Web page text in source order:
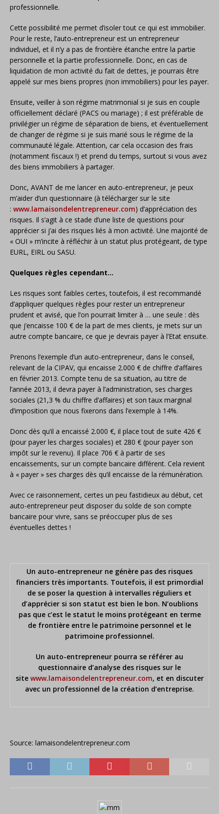
professionnelle.
Cette possibilité me permet d’isoler tout ce qui est immobilier.
Pour le reste, l’auto-entrepreneur est un entrepreneur
individuel, et il n’y a pas de frontière étanche entre la partie
personnelle et la partie professionnelle. Donc, en cas de
liquidation de mon activité du fait de dettes, je pourrais être
appelé sur mes biens propres (non immobiliers) pour les payer.
Ensuite, veiller à son régime matrimonial si je suis en couple
officiellement déclaré (PACS ou mariage) ; il est préférable de
privilégier un régime de séparation de biens, et éventuellement
de changer de régime si je suis marié sous le régime de la
communauté légale. Attention, car cela occasion des frais
(notamment fiscaux !) et prend du temps, surtout si vous avez
des biens immobiliers à partager.
Donc, AVANT de me lancer en auto-entrepreneur, je peux
m’aider d’un questionnaire (à télécharger sur le site
: www.lamaisondelentrepreneur.com) d’appréciation des
risques. Il s’agit à ce stade d’une liste de questions pour
apprécier si j’ai des risques liés à mon activité. Une majorité de
« OUI » m’incite à réfléchir à un statut plus protégeant, de type
EURL, EIRL ou SASU.
Quelques règles cependant…
Les risques sont faibles certes, toutefois, il est recommandé
d’appliquer quelques règles pour rester un entrepreneur
prudent et avisé, que l’on pourrait limiter à … une seule : dès
que j’encaisse 100 € de la part de mes clients, je mets sur un
autre compte bancaire, ce que je devrais payer à l’Etat ensuite.
Prenons l’exemple d’un auto-entrepreneur, dans le conseil,
relevant de la CIPAV, qui encaisse 2.000 € de chiffre d’affaires
en février 2013. Compte tenu de sa situation, au titre de
l’année 2013, il devra payer à l’administration, ses charges
sociales (21,3 % du chiffre d’affaires) et son taux marginal
d’imposition que nous fixerons dans l’exemple à 14%.
Donc dès qu’il a encaissé 2.000 €, il place tout de suite 426 €
(pour payer les charges sociales) et 280 € (pour payer son
impôt sur le revenu). Il place 706 € à partir de ses
encaissements, sur un compte bancaire différent. Cela revient
à « payer » ses charges dès qu’il encaisse de la rémunération.
Avec ce raisonnement, certes un peu fastidieux au début, cet
auto-entrepreneur peut disposer du solde de son compte
bancaire pour vivre, sans se préoccuper plus de ses
éventuelles dettes !
Un auto-entrepreneur ne génère pas des risques
financiers très importants. Toutefois, il est primordial
de se poser la question à intervalles réguliers et
d’apprécier si son statut est bien le bon. N’oublions
pas que c’est le statut le moins protégeant en terme
de frontière entre le patrimoine personnel et le
patrimoine professionnel.
Un auto-entrepreneur pourra se référer au
questionnaire d’analyse des risques sur le
site www.lamaisondelentrepreneur.com, et en discuter
avec un professionnel de la création d’entreprise.
Source: lamaisondelentrepreneur.com